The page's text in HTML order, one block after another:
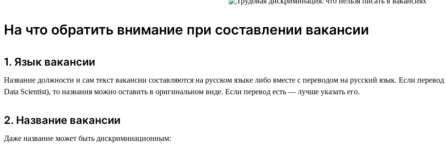
На что обратить внимание при составлении вакансии
1. Язык вакансии
Название должности и сам текст вакансии составляются на русском языке либо вместе с переводом на русский язык. Если
Data Scientist), то названия можно оставить в оригинальном виде. Если перевод есть — лучше указать его.
2. Название вакансии
Даже название может быть дискриминационным: